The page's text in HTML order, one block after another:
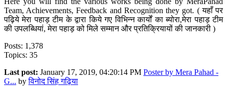
Team, Achievements, Feedback and Recognition they got. ( यहाँ पर
पढ़िये मेरा पहाड़ टीम के द्वारा किये गए विभिन्न कार्यों का ब्योरा,मेरा पहाड़ टीम
की उपलब्धियां, मेरा पहाड़ को मिले सम्मान और प्रतिक्रियायों की जानकारी )
Posts: 1,378
Topics: 35
Last post: January 17, 2019, 04:20:14 PM Poster by Mera Pahad -
G... byविनोद सिंह गढ़िया